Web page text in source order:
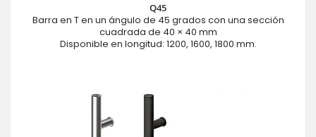
Q45
Barra en T en un ángulo de 45 grados con una sección
cuadrada de 40 × 40 mm
Disponible en longitud: 1200, 1600, 1800 mm.